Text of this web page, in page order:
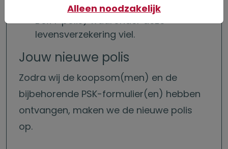
het fiscaal regime (bijvoorbeeld een
Box 1-polis) waaronder deze
levensverzekering viel.
Jouw nieuwe polis
Zodra wij de koopsom(men) en de
bijbehorende PSK-formulier(en) hebben
ontvangen, maken we de nieuwe polis
op.
Alleen noodzakelijk